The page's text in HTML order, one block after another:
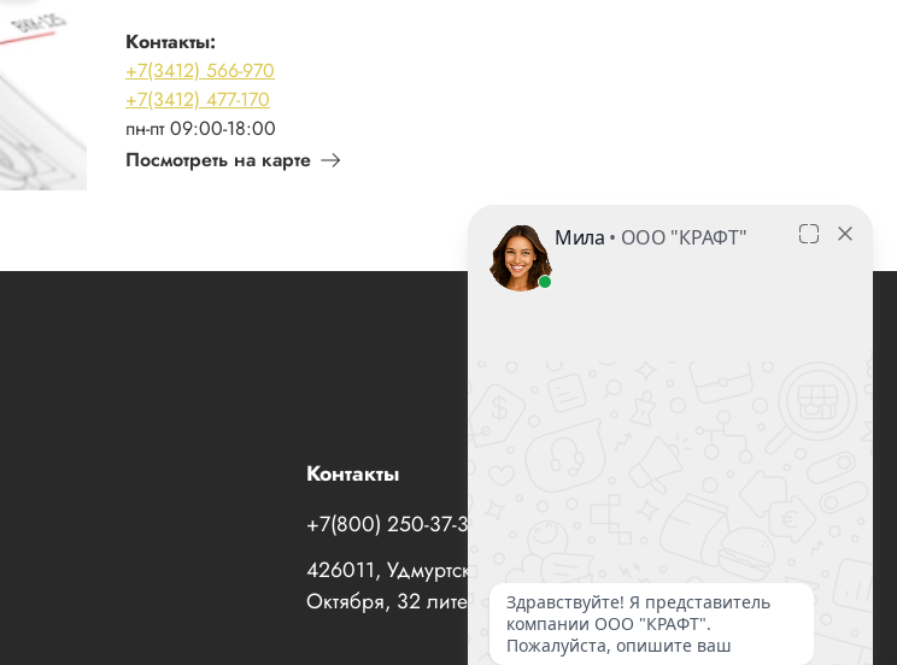
Контакты:
+7(3412) 566-970
+7(3412) 477-170
пн-пт 09:00-18:00
Посмотреть на карте
Контакты
+7(800) 250-37-35
426011, Удмуртская Республика, г. Ижевск, ул. 10 лет
Октября, 32 литер "И", офис 10